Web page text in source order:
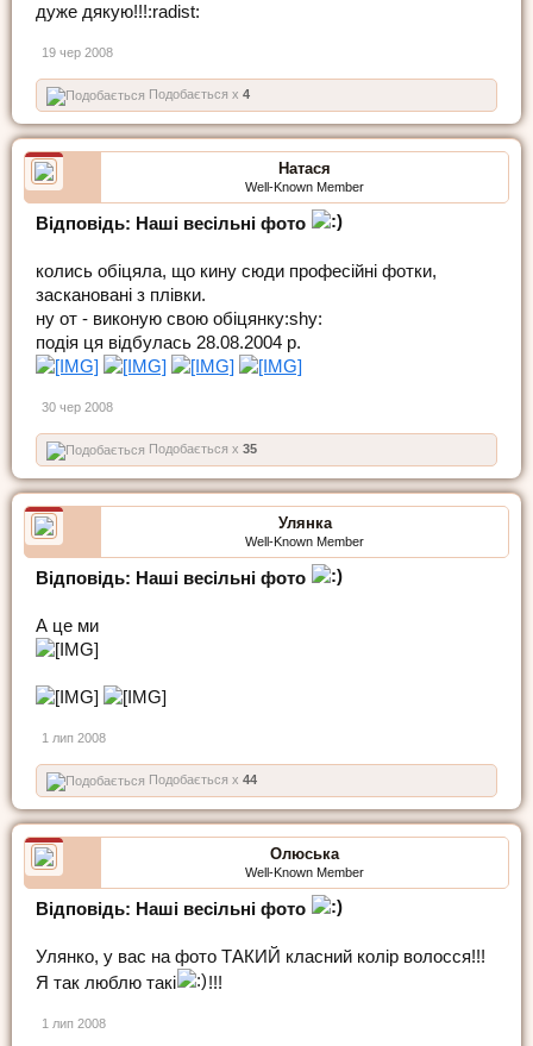
дуже дякую!!!:radist:
19 чер 2008
Подобається x 4
Натася
Well-Known Member
Відповідь: Наші весільні фото
колись обіцяла, що кину сюди професійні фотки,
заскановані з плівки.
ну от - виконую свою обіцянку:shy:
подія ця відбулась 28.08.2004 р.
30 чер 2008
Подобається x 35
Улянка
Well-Known Member
Відповідь: Наші весільні фото
А це ми
1 лип 2008
Подобається x 44
Олюська
Well-Known Member
Відповідь: Наші весільні фото
Улянко, у вас на фото ТАКИЙ класний колір волосся!!!
Я так люблю такі
!!!
1 лип 2008